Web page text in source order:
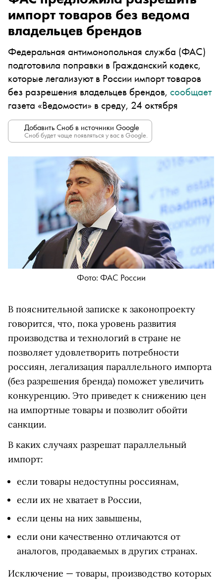
импорт товаров без ведома
владельцев брендов
Федеральная антимонопольная служба (ФАС)
подготовила поправки в Гражданский кодекс,
которые легализуют в России импорт товаров
без разрешения владельцев брендов, сообщает
газета «Ведомости» в среду, 24 октября
Добавить Сноб в источники Google
Сноб будет чаще появляться у вас в Google.
Фото: ФАС России
В пояснительной записке к законопроекту
говорится, что, пока уровень развития
производства и технологий в стране не
позволяет удовлетворить потребности
россиян, легализация параллельного импорта
(без разрешения бренда) поможет увеличить
конкуренцию. Это приведет к снижению цен
на импортные товары и позволит обойти
санкции.
В каких случаях разрешат параллельный
импорт:
если товары недоступны россиянам,
если их не хватает в России,
если цены на них завышены,
если они качественно отличаются от
аналогов, продаваемых в других странах.
Исключение — товары, производство которых